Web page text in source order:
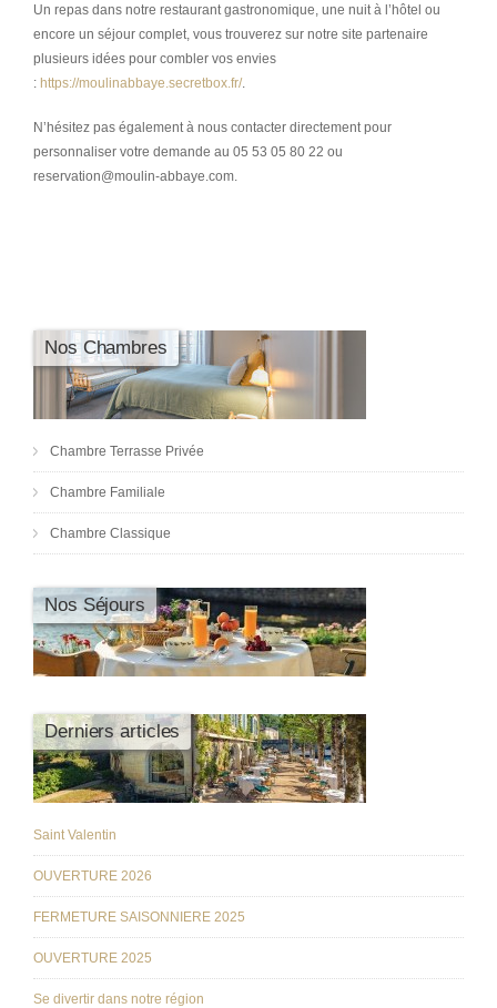
Un repas dans notre restaurant gastronomique, une nuit à l’hôtel ou
encore un séjour complet, vous trouverez sur notre site partenaire
plusieurs idées pour combler vos envies
: https://moulinabbaye.secretbox.fr/.
N’hésitez pas également à nous contacter directement pour
personnaliser votre demande au 05 53 05 80 22 ou
reservation@moulin-abbaye.com.
Nos Chambres
Chambre Terrasse Privée
Chambre Familiale
Chambre Classique
Nos Séjours
Derniers articles
Saint Valentin
OUVERTURE 2026
FERMETURE SAISONNIERE 2025
OUVERTURE 2025
Se divertir dans notre région